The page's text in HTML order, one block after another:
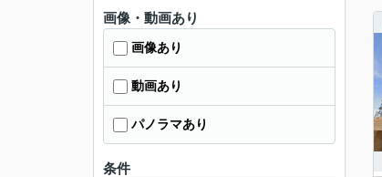
画像・動画あり
画像あり
動画あり
パノラマあり
条件